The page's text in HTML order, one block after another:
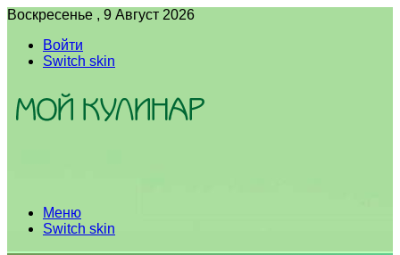
Воскресенье , 9 Август 2026
Войти
Switch skin
Меню
Switch skin